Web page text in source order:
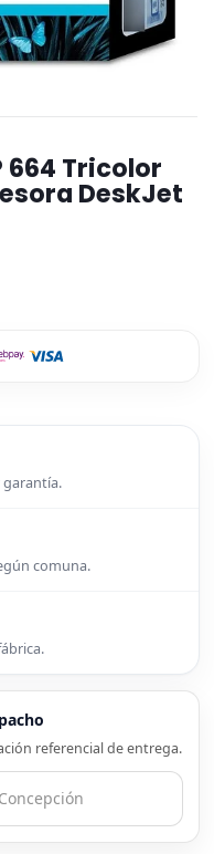
664 Tricolor
DeskJet
garantía.
comuna.
referencial de entrega.